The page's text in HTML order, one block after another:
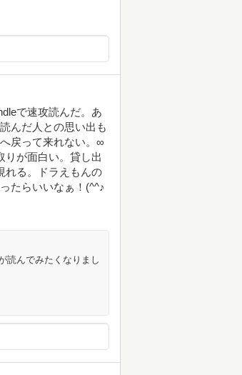
で速攻読んだ。あ
んだ人との思い出も
戻って来れない。∞
りが面白い。貸し出
れる。ドラえもんの
たらいいなぁ！(^^♪
読んでみたくなりまし